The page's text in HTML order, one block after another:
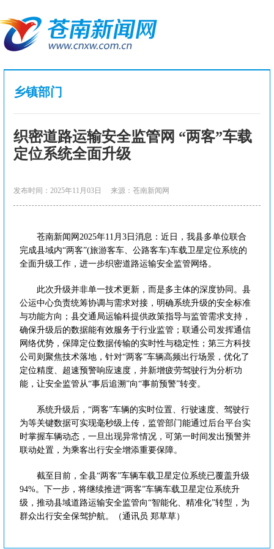
乡镇部门
织密道路运输安全监管网 “两客”车载
定位系统全面升级
发布时间：2025年11月03日 来源：苍南新闻网
苍南新闻网2025年11月3日消息：近日，我县多单位联合
完成县域内“两客”(旅游客车、公路客车)车载卫星定位系统的
全面升级工作，进一步织密道路运输安全监管网络。
此次升级并非单一技术更新，而是多主体的深度协同。县
公运中心负责统筹协调与需求对接，明确系统升级的安全标准
与功能方向；县交通局运输科提供政策指导与监管需求支持，
确保升级后的数据能有效服务于行业监管；联通公司发挥通信
网络优势，保障定位数据传输的实时性与稳定性；第三方科技
公司则聚焦技术落地，针对“两客”车辆高频出行场景，优化了
定位精度、超速预警响应速度，并新增疲劳驾驶行为分析功
能，让安全监管从“事后追溯”向“事前预警”转变。
系统升级后，“两客”车辆的实时位置、行驶速度、驾驶行
为等关键数据可实现毫秒级上传，监管部门能通过后台平台实
时掌握车辆动态，一旦出现异常情况，可第一时间发出预警并
联动处置，为乘客出行安全增添重要保障。
截至目前，全县“两客”车辆车载卫星定位系统已覆盖升级
94%。下一步，将继续推进“两客”车辆车载卫星定位系统升
级，推动县域道路运输安全监管向“智能化、精准化”转型，为
群众出行安全保驾护航。（通讯员 郑草草）